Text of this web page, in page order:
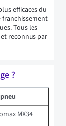
efficaces du
franchissement
Tous les
reconnus par
?
MX34